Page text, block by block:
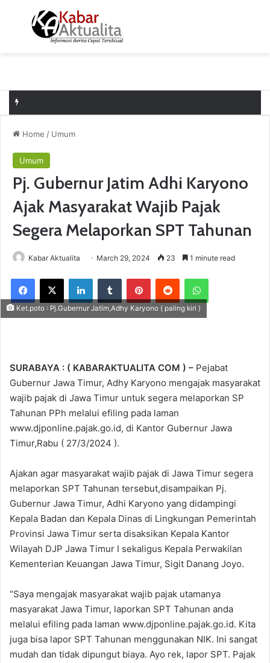
Menu
Home / Umum
Umum
Pj. Gubernur Jatim Adhi Karyono
Ajak Masyarakat Wajib Pajak
Segera Melaporkan SPT Tahunan
Kabar Aktualita March 29, 2024 23 1 minute read
Ket.poto : Pj.Gubernur Jatim,Adhy Karyono ( paling kiri )
SURABAYA : ( KABARAKTUALITA COM ) – Pejabat
Gubernur Jawa Timur, Adhy Karyono mengajak masyarakat
wajib pajak di Jawa Timur untuk segera melaporkan SP
Tahunan PPh melalui efiling pada laman
www.djponline.pajak.go.id, di Kantor Gubernur Jawa
Timur,Rabu ( 27/3/2024 ).
Ajakan agar masyarakat wajib pajak di Jawa Timur segera
melaporkan SPT Tahunan tersebut,disampaikan Pj.
Gubernur Jawa Timur, Adhi Karyono yang didampingi
Kepala Badan dan Kepala Dinas di Lingkungan Pemerintah
Provinsi Jawa Timur serta disaksikan Kepala Kantor
Wilayah DJP Jawa Timur I sekaligus Kepala Perwakilan
Kementerian Keuangan Jawa Timur, Sigit Danang Joyo.
“Saya mengajak masyarakat wajib pajak utamanya
masyarakat Jawa Timur, laporkan SPT Tahunan anda
melalui efiling pada laman www.djponline.pajak.go.id. Kita
juga bisa lapor SPT Tahunan menggunakan NIK. Ini sangat
mudah dan tidak dipungut biaya. Ayo rek, lapor SPT. Pajak